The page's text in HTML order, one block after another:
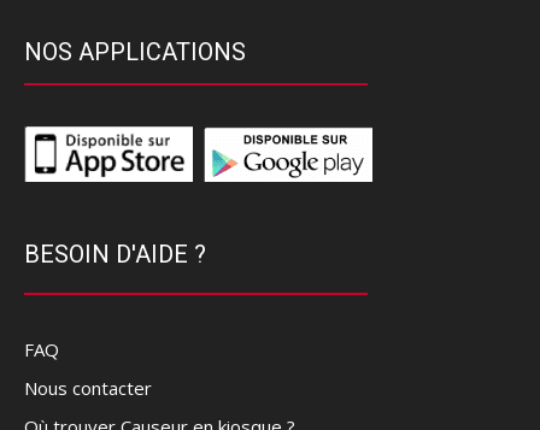
NOS APPLICATIONS
BESOIN D'AIDE ?
FAQ
Nous contacter